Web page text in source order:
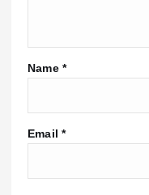
Name *
Email *